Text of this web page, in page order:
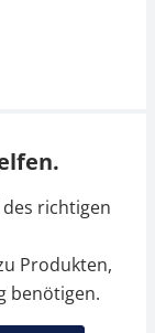
richtigen
Produkten,
benötigen.